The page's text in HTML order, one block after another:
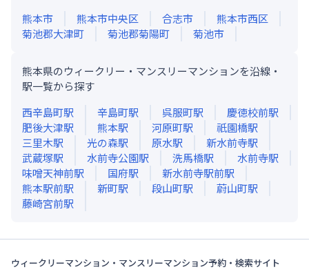
熊本市
熊本市中央区 合志市
熊本市西区
菊池郡大津町
菊池郡菊陽町 菊池市
熊本県のウィークリー・マンスリーマンションを沿線・
駅一覧から探す
西辛島町駅 辛島町駅 呉服町駅 慶徳校前駅
肥後大津駅 熊本駅 河原町駅 祇園橋駅
三里木駅 光の森駅 原水駅 新水前寺駅
武蔵塚駅 水前寺公園駅 洗馬橋駅 水前寺駅
味噌天神前駅 国府駅 新水前寺駅前駅
熊本駅前駅 新町駅 段山町駅 蔚山町駅
藤崎宮前駅
ウィークリーマンション・マンスリーマンション予約・検索サイト